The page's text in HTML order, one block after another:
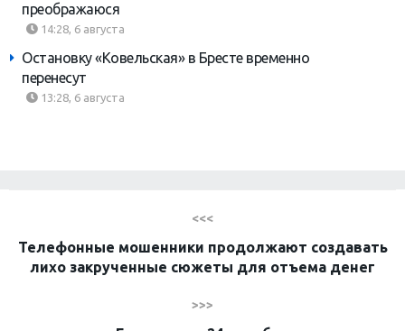
преображаюся
14:28, 6 августа
Остановку «Ковельская» в Бресте временно
перенесут
13:28, 6 августа
<<<
Телефонные мошенники продолжают создавать
лихо закрученные сюжеты для отъема денег
>>>